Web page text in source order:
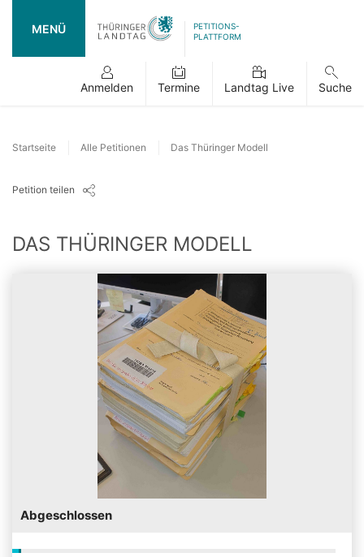
MENÜ
PETITIONS-
PLATTFORM
Anmelden Termine Landtag Live Suche
Startseite Alle Petitionen Das Thüringer Modell
Petition teilen
DAS THÜRINGER MODELL
Abgeschlossen